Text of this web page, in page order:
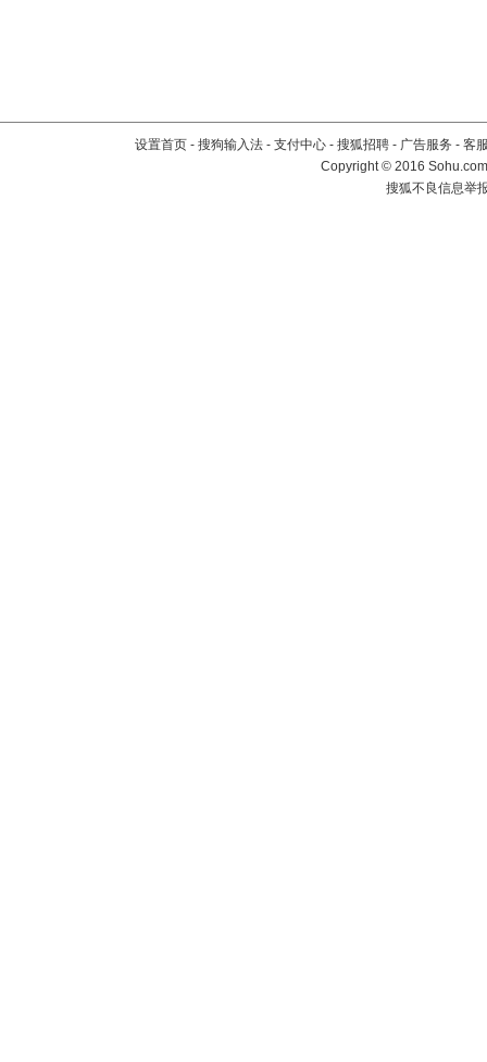
设置首页 - 搜狗输入法 - 支付中心 - 搜狐招聘 - 广告服务 - 客
Copyright©2016
搜狐不良信息举